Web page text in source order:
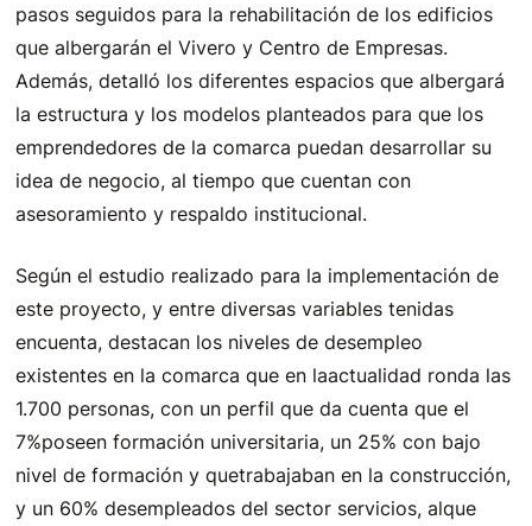
pasos seguidos para la rehabilitación de los edificios
que albergarán el Vivero y Centro de Empresas.
Además, detalló los diferentes espacios que albergará
la estructura y los modelos planteados para que los
emprendedores de la comarca puedan desarrollar su
idea de negocio, al tiempo que cuentan con
asesoramiento y respaldo institucional.
Según el estudio realizado para la implementación de
este proyecto, y entre diversas variables tenidas
encuenta, destacan los niveles de desempleo
existentes en la comarca que en laactualidad ronda las
1.700 personas, con un perfil que da cuenta que el
7%poseen formación universitaria, un 25% con bajo
nivel de formación y quetrabajaban en la construcción,
y un 60% desempleados del sector servicios, alque